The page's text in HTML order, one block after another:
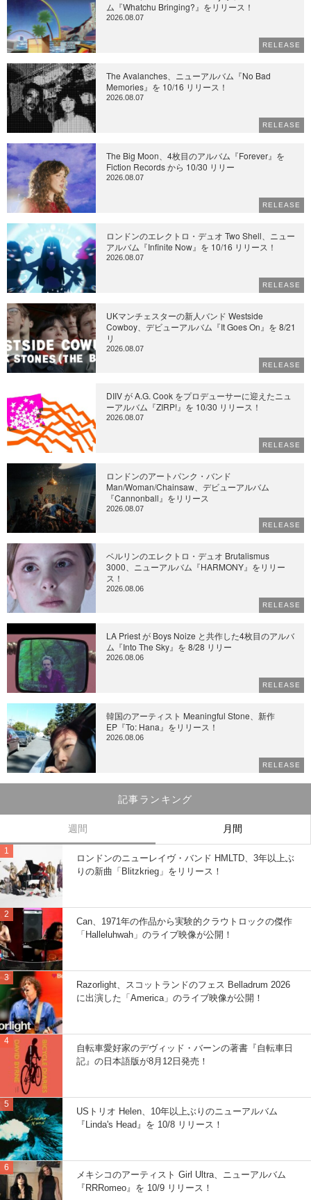
ム『Whatchu Bringing?』をリリース！
2026.08.07
RELEASE
The Avalanches、ニューアルバム『No Bad
Memories』を 10/16 リリース！
2026.08.07
RELEASE
The Big Moon、4枚目のアルバム『Forever』を
Fiction Records から 10/30 リリー
2026.08.07
RELEASE
ロンドンのエレクトロ・デュオ Two Shell、ニュー
アルバム『Infinite Now』を 10/16 リリース！
2026.08.07
RELEASE
UKマンチェスターの新人バンド Westside
Cowboy、デビューアルバム『It Goes On』を 8/21
リ
2026.08.07
RELEASE
DIIV が A.G. Cook をプロデューサーに迎えたニュ
ーアルバム『ZIRP!』を 10/30 リリース！
2026.08.07
RELEASE
ロンドンのアートパンク・バンド
Man/Woman/Chainsaw、デビューアルバム
『Cannonball』をリリース
2026.08.07
RELEASE
ベルリンのエレクトロ・デュオ Brutalismus
3000、ニューアルバム『HARMONY』をリリー
ス！
2026.08.06
RELEASE
LA Priest が Boys Noize と共作した4枚目のアルバ
ム『Into The Sky』を 8/28 リリー
2026.08.06
RELEASE
韓国のアーティスト Meaningful Stone、新作
EP『To: Hana』をリリース！
2026.08.06
RELEASE
記事ランキング
週間 月間
ロンドンのニューレイヴ・バンド HMLTD、3年以上ぶ
りの新曲「Blitzkrieg」をリリース！
Can、1971年の作品から実験的クラウトロックの傑作
「Halleluhwah」のライブ映像が公開！
Razorlight、スコットランドのフェス Belladrum 2026
に出演した「America」のライブ映像が公開！
自転車愛好家のデヴィッド・バーンの著書『自転車日
記』の日本語版が8月12日発売！
USトリオ Helen、10年以上ぶりのニューアルバム
『Linda's Head』を 10/8 リリース！
メキシコのアーティスト Girl Ultra、ニューアルバム
『RRRomeo』を 10/9 リリース！